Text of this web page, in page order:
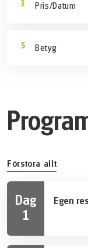
Pris/Datum
Betyg
Förstora allt
Dag
1
Egen